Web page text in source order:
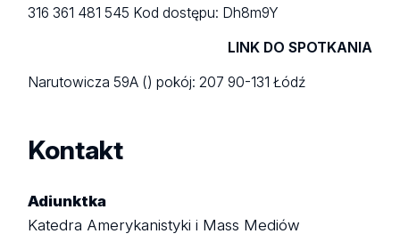
316 361 481 545 Kod dostępu: Dh8m9Y
LINK DO SPOTKANIA
Narutowicza 59A ()pokój: 20790-131 Łódź
Kontakt
Adiunktka
Katedra Amerykanistyki i Mass Mediów